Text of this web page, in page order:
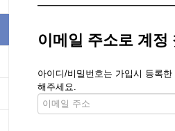
이메일 주소로 계정
아이디/비밀번호는 가입시 등록
해주세요.